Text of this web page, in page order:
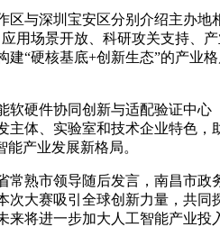
区与深圳宝安区分别介绍主办
用场景开放、科研攻关支持、
“硬核基底+创新生态”的产
硬件协同创新与适配验证中
体、实验室和技术企业特色
产业发展新格局。
常熟市领导随后发言，南昌市
次大赛吸引全球创新力量，共
将进一步加大人工智能产业投